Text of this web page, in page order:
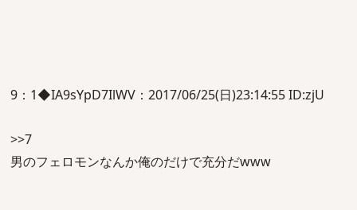
9：1◆IA9sYpD7IlWV：2017/06/25(日)23:14:55 ID:zjU
>>7
男のフェロモンなんか俺のだけで充分だwww